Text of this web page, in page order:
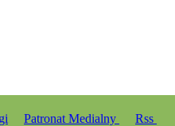
Patronat Medialny
Rss